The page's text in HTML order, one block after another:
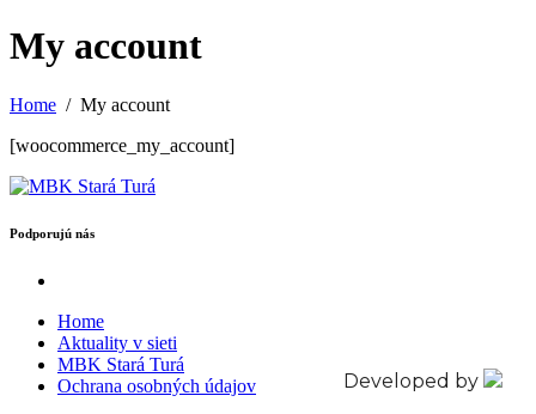
My account
Home
My account
[woocommerce_my_account]
Podporujú nás
Home
Aktuality v sieti
MBK Stará Turá
Ochrana osobných údajov
Developed by